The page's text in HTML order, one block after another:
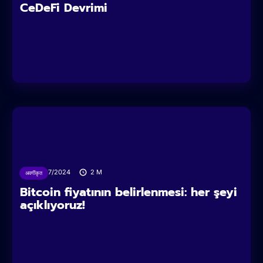
CeDeFi Devrimi
अवर्गीकृत03/07/2024 2 M
Bitcoin fiyatının belirlenmesi: her şeyi
açıklıyoruz!